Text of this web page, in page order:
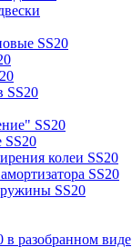
SS20
SS20
SS20
SS20
колеи SS20
SS20
SS20
в разобранном виде